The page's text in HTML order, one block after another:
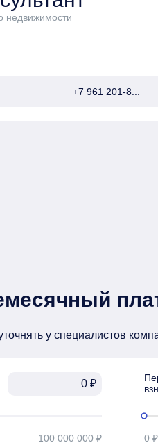
недвижимости
+7 961 201-8...
у специалистов
₽
100 000 000 ₽ 0 ₽